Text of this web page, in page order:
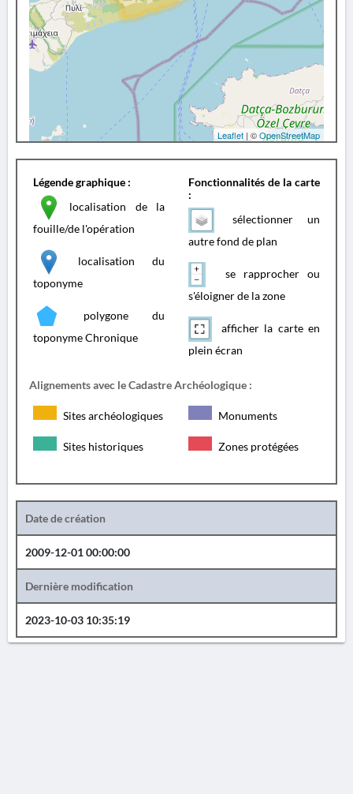
Leaflet | ©OpenStreetMap
Légende graphique :
localisation de la
fouille/de l'opération
localisation du
toponyme
polygone du
toponyme Chronique
Fonctionnalités de la carte
:
sélectionner un
autre fond de plan
se rapprocher ou
s'éloigner de la zone
afficher la carte en
plein écran
Alignements avec le Cadastre Archéologique :
Sites archéologiques Monuments
Sites historiques Zones protégées
Date de création
2009-12-01 00:00:00
Dernière modification
2023-10-03 10:35:19